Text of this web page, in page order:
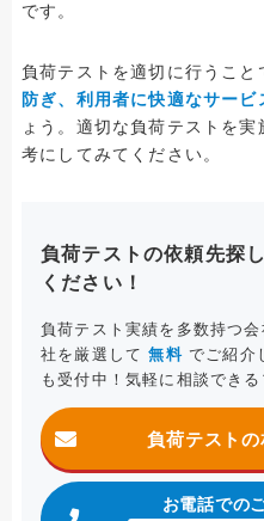
です。
負荷テストを適切に行うこと
防ぎ、利用者に快適なサービ
ょう。適切な負荷テストを
考にしてみてください。
負荷テストの依頼先探
ください！
負荷テスト実績を多数持つ
社を厳選して無料でご紹介
も受付中！気軽に相談でき
負荷テスト
お電話での